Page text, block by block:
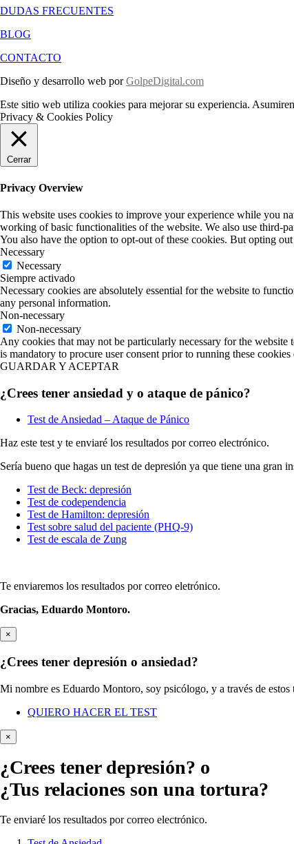
DUDAS FRECUENTES
BLOG
CONTACTO
Diseño y desarrollo web porGolpeDigital.com
Este sitio web utiliza cookies para mejorar su experiencia.
Privacy & Cookies Policy
Cerrar
Privacy Overview
This website uses cookies to improve your experience while you
working of basic functionalities of the website. We also use third-
You also have the option to opt-out of these cookies. But opting
Necessary
Necessary
Siempre activado
Necessary cookies are absolutely essential for the website to
any personal information.
Non-necessary
Non-necessary
Any cookies that may not be particularly necessary for the website
is mandatory to procure user consent prior to running these
GUARDAR Y ACEPTAR
¿Crees tener ansiedad y o ataque de pánico?
Test de Ansiedad – Ataque de Pánico
Haz este test y te enviaré los resultados por correo electrónico.
Sería bueno que hagas un test de depresión ya que tiene una gran
Test de Beck: depresión
Test de codependencia
Test de Hamilton: depresión
Test sobre salud del paciente (PHQ-9)
Test de escala de Zung
Te enviaremos los resultados por correo eletrónico.
Gracias, Eduardo Montoro.
×
¿Crees tener depresión o ansiedad?
Mi nombre es Eduardo Montoro, soy psicólogo, y a través de
QUIERO HACER EL TEST
×
¿Crees tener depresión? o
¿Tus relaciones son una tortura?
Te enviaré los resultados por correo electrónico.